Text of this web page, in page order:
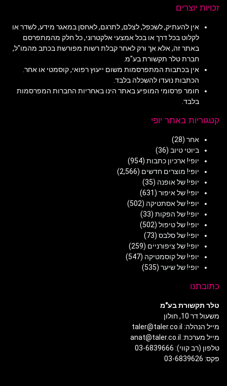
זכויות יוצרים
אין להעתיק, לשכפל, לצלם, לתרגם, לאחסן במאגר מידע, לשדר או
לקלוט בכל דרך או בכל אמצעי אלקטרוני, כל חלק מהמתפרסם
באתר זה, אלא אך ורק לאחר קבלת רשות מפורשת בכתב מהמו"ל,
חברת טלר תקשורת בע"מ.
אין בכתבות המתפרסמות משום ייעוץ רפואי, קוסמטי או אחר.
הכתבות נועדו להשכלה בלבד.
חומר פרסומי המופיע באתר הינו באחריות החברות המפרסמות
בלבד.
קטגוריות באתר יופי
אחר (28)
ביוטי טיוב (36)
יופי! ארכיון כתבות (954)
יופי! מוצרים חדשים (2,566)
יופי! של אופנה (35)
יופי! של איפור (631)
יופי! של אסתטיקה (502)
יופי! של הפקות (33)
יופי! של טיפול (502)
יופי! של סלבס (73)
יופי! של ציפורניים (259)
יופי! של קוסמטיקה (547)
יופי! של שיער (535)
כתובתנו
טלר תקשורת בע"מ
משעול דר 10, חולון
מייל הנהלה: taler@taler.co.il
מייל מערכת: anat@taler.co.il
טלפון (רב קווי): 03-6839666
פקס: 03-6839626